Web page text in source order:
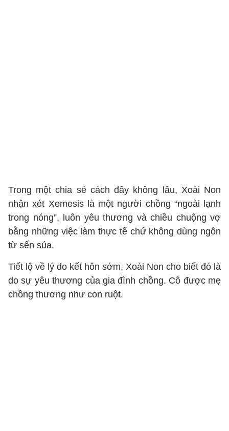
Trong một chia sẻ cách đây không lâu, Xoài Non
nhận xét Xemesis là một người chồng “ngoài lạnh
trong nóng”, luôn yêu thương và chiều chuộng vợ
bằng những việc làm thực tế chứ không dùng ngôn
từ sến súa.
Tiết lộ về lý do kết hôn sớm, Xoài Non cho biết đó là
do sự yêu thương của gia đình chồng. Cô được mẹ
chồng thương như con ruột.